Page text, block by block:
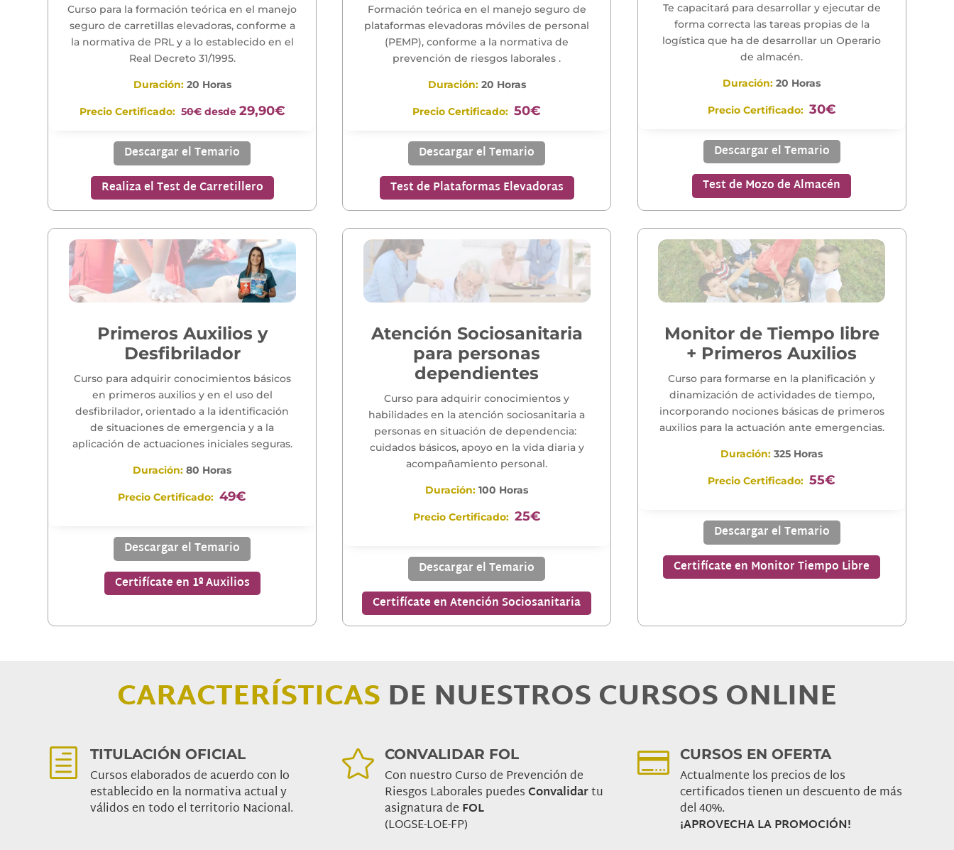
Curso para la formación teórica en el manejo
seguro de carretillas elevadoras, conforme a
la normativa de PRL y a lo establecido en el
Real Decreto 31/1995.
Duración:20 Horas
Precio Certificado: 50€desde 29,90€
Descargar el Temario
Realiza el Test de Carretillero
Formación teórica en el manejo seguro de
plataformas elevadoras móviles de personal
(PEMP), conforme a la normativa de
prevención de riesgos laborales .
Duración:20 Horas
Precio Certificado: 50€
Descargar el Temario
Test de Plataformas Elevadoras
Te capacitará para desarrollar y ejecutar de
forma correcta las tareas propias de la
logística que ha de desarrollar un Operario
de almacén.
Duración: 20 Horas
Precio Certificado: 30€
Descargar el Temario
Test de Mozo de Almacén
Primeros Auxilios y
Desfibrilador
Curso para adquirir conocimientos básicos
en primeros auxilios y en el uso del
desfibrilador, orientado a la identificación
de situaciones de emergencia y a la
aplicación de actuaciones iniciales seguras.
Duración: 80 Horas
Precio Certificado: 49€
Descargar el Temario
Certifícate en 1º Auxilios
Atención Sociosanitaria
para personas
dependientes
Curso para adquirir conocimientos y
habilidades en la atención sociosanitaria a
personas en situación de dependencia:
cuidados básicos, apoyo en la vida diaria y
acompañamiento personal.
Duración: 100 Horas
Precio Certificado: 25€
Descargar el Temario
Certifícate en Atención Sociosanitaria
Monitor de Tiempo libre
+ Primeros Auxilios
Curso para formarse en la planificación y
dinamización de actividades de tiempo,
incorporando nociones básicas de primeros
auxilios para la actuación ante emergencias.
Duración: 325 Horas
Precio Certificado: 55€
Descargar el Temario
Certifícate en Monitor Tiempo Libre
CARACTERÍSTICASDE NUESTROS CURSOS ONLINE
h TITULACIÓN OFICIAL
Cursos elaborados de acuerdo con lo
establecido en la normativa actual y
válidos en todo el territorio Nacional.
 CONVALIDAR FOL
Con nuestro Curso de Prevención de
Riesgos Laborales puedesConvalidartu
asignatura de FOL
(LOGSE-LOE-FP)
 CURSOS EN OFERTA
Actualmente los precios de los
certificados tienen un descuento de más
del 40%.
¡APROVECHA LA PROMOCIÓN!